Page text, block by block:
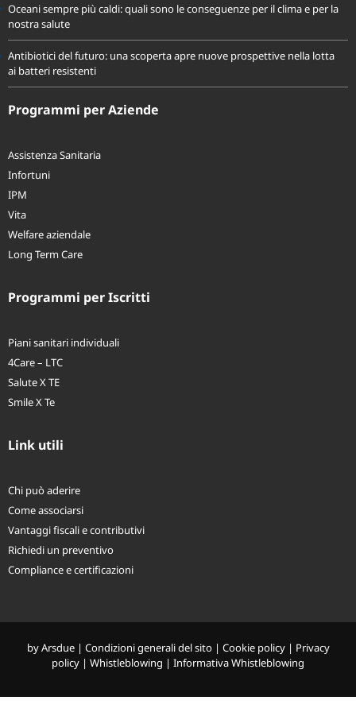
Oceani sempre più caldi: quali sono le conseguenze per il clima e per la
nostra salute
Antibiotici del futuro: una scoperta apre nuove prospettive nella lotta
ai batteri resistenti
Programmi per Aziende
Assistenza Sanitaria
Infortuni
IPM
Vita
Welfare aziendale
Long Term Care
Programmi per Iscritti
Piani sanitari individuali
4Care – LTC
Salute X TE
Smile X Te
Link utili
Chi può aderire
Come associarsi
Vantaggi fiscali e contributivi
Richiedi un preventivo
Compliance e certificazioni
byArsdue| Condizioni generali del sito| Cookie policy| Privacy
policy | Whistleblowing | Informativa Whistleblowing